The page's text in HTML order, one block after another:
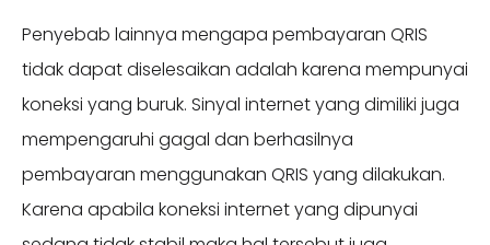
Penyebab lainnya mengapa pembayaran QRIS
tidak dapat diselesaikan adalah karena mempunyai
koneksi yang buruk. Sinyal internet yang dimiliki juga
mempengaruhi gagal dan berhasilnya
pembayaran menggunakan QRIS yang dilakukan.
Karena apabila koneksi internet yang dipunyai